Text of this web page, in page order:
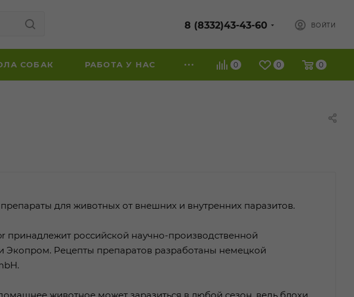
8 (8332)43-43-60 ВОЙТИ
0 0 0
СОБАК РАБОТА У НАС
для животных от внешних и внутренних паразитов.
принадлежит российской научно-производственной
Экопром. Рецепты препаратов разработаны немецкой